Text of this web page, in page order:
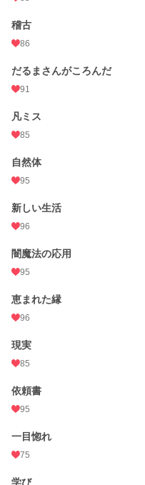
稽古
86
だるまさんがころんだ
91
凡ミス
85
自然体
95
新しい生活
96
闇魔法の応用
95
恵まれた縁
96
現実
85
依頼書
95
一目惚れ
75
学び